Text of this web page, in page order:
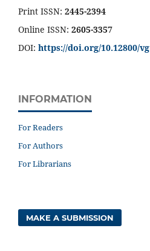
Print ISSN: 2445-2394
Online ISSN: 2605-3357
DOI: https://doi.org/10.12800/vg
INFORMATION
For Readers
For Authors
For Librarians
MAKE A SUBMISSION